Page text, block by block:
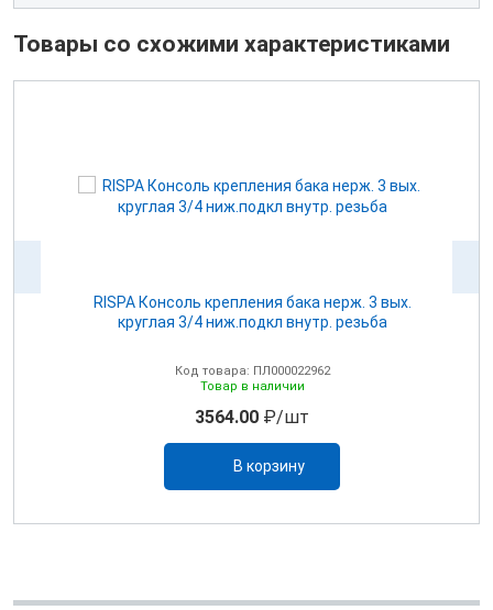
Товары со схожими характеристиками
RISPA Консоль крепления бака нерж. 3 вых.
круглая 3/4 ниж.подкл внутр. резьба
Код товара: ПЛ000022962
Товар в наличии
3564.00 ₽/шт
В корзину